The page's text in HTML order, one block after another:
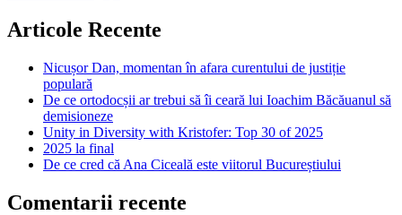
Articole Recente
Nicușor Dan, momentan în afara curentului de justiție
populară
De ce ortodocșii ar trebui să îi ceară lui Ioachim Băcăuanul să
demisioneze
Unity in Diversity with Kristofer: Top 30 of 2025
2025 la final
De ce cred că Ana Ciceală este viitorul Bucureștiului
Comentarii recente